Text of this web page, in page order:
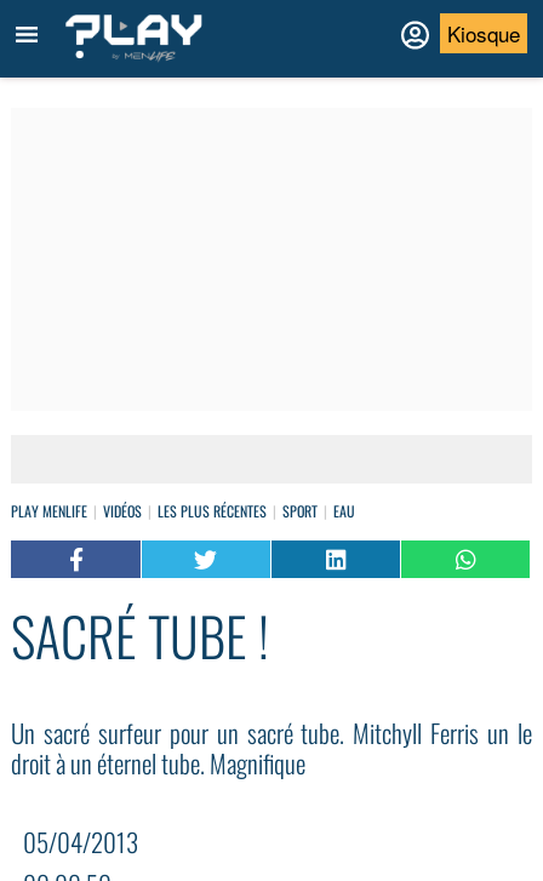
Kiosque
PLAY MENLIFE VIDÉOS LES PLUS RÉCENTES SPORT EAU
SACRÉ TUBE !
Un sacré surfeur pour un sacré tube. Mitchyll Ferris un le
droit à un éternel tube. Magnifique
05/04/2013